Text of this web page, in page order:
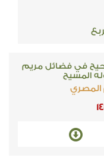
في فضائل مريم
المسيح
المصري